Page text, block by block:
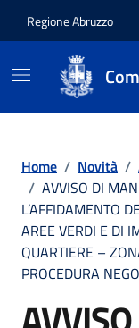
Regione Abruzzo
Home / Novità /
/ AVVISO DI
L’AFFIDAMENTO
AREE VERDI E DI
QUARTIERE –
PROCEDURA